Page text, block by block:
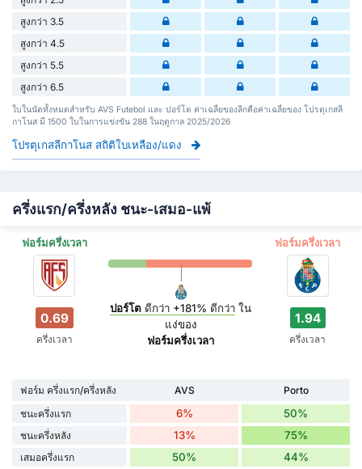
สูงกว่า 3.5
สูงกว่า 4.5
สูงกว่า 5.5
สูงกว่า 6.5
ใบในนัดทั้งหมดสำหรับ AVS Futebol และ ปอร์โต ค่าเฉลี่ยของลีกคือค่าเฉลี่ยของ โปรตุเกสลี
กาโนส มี 1500 ใบในการแข่งขัน 288 ในฤดูกาล 2025/2026
โปรตุเกสลีกาโนส สถิติใบเหลือง/แดง
ครึ่งแรก/ครึ่งหลัง ชนะ-เสมอ-แพ้
ฟอร์มครึ่งเวลา ฟอร์มครึ่งเวลา
0.69
ครึ่งเวลา
ปอร์โต ดีกว่า +181% ดีกว่า ใน
แง่ของ
ฟอร์มครึ่งเวลา
1.94
ครึ่งเวลา
ฟอร์ม ครึ่งแรก/ครึ่งหลัง AVS
Porto
ชนะครึ่งแรก
6% 50%
ชนะครึ่งหลัง 13% 75%
เสมอครึ่งแรก 50% 44%